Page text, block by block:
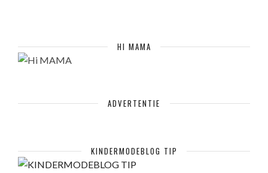
HI MAMA
ADVERTENTIE
KINDERMODEBLOG TIP